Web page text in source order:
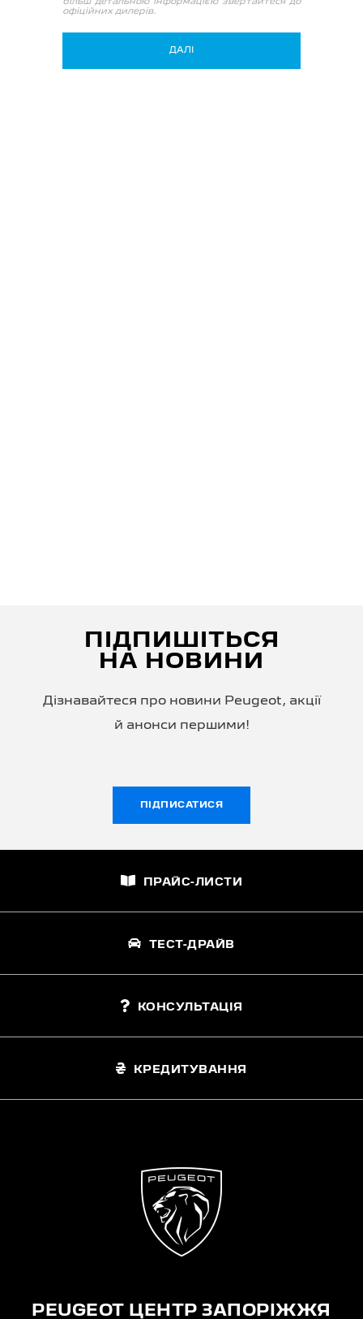
ПІДПИШІТЬСЯ
НА НОВИНИ
Дізнавайтеся про новини Peugeot, акції
й анонси першими!
ПІДПИСАТИСЯ
ПРАЙС-ЛИСТИ
ТЕСТ-ДРАЙВ
КОНСУЛЬТАЦІЯ
КРЕДИТУВАННЯ
PEUGEOT ЦЕНТР ЗАПОРІЖЖЯ